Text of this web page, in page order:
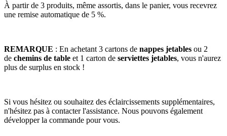
À partir de 3 produits, même assortis, dans le panier, vous recevrez
une remise automatique de 5 %.
REMARQUE : En achetant 3 cartons de nappes jetables ou 2
de chemins de table et 1 carton de serviettes jetables, vous n'aurez
plus de surplus en stock !
Si vous hésitez ou souhaitez des éclaircissements supplémentaires,
n'hésitez pas à contacter l'assistance. Nous pouvons également
développer la commande pour vous.